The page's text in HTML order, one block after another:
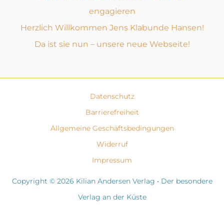
engagieren
Herzlich Willkommen Jens Klabunde Hansen!
Da ist sie nun – unsere neue Webseite!
Datenschutz
Barrierefreiheit
Allgemeine Geschäftsbedingungen
Widerruf
Impressum
Copyright © 2026 Kilian Andersen Verlag • Der besondere
Verlag an der Küste